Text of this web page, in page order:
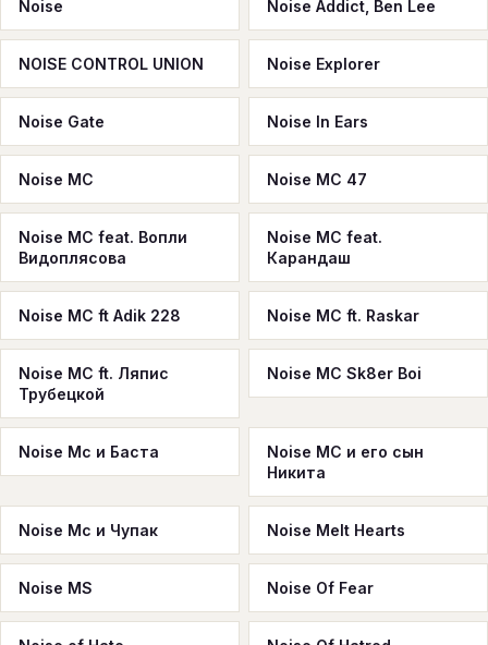
Noise Noise Addict, Ben Lee
NOISE CONTROL UNION Noise Explorer
Noise Gate Noise In Ears
Noise MC Noise MC 47
Noise MC feat. Вопли
Видоплясова
Noise MC feat.
Карандаш
Noise MC ft Adik 228 Noise MC ft. Raskar
Noise MC ft. Ляпис
Трубецкой
Noise MC Sk8er Boi
Noise Mc и Баста
Noise MC и его сын
Никита
Noise Mc и Чупак Noise Melt Hearts
Noise MS Noise Of Fear